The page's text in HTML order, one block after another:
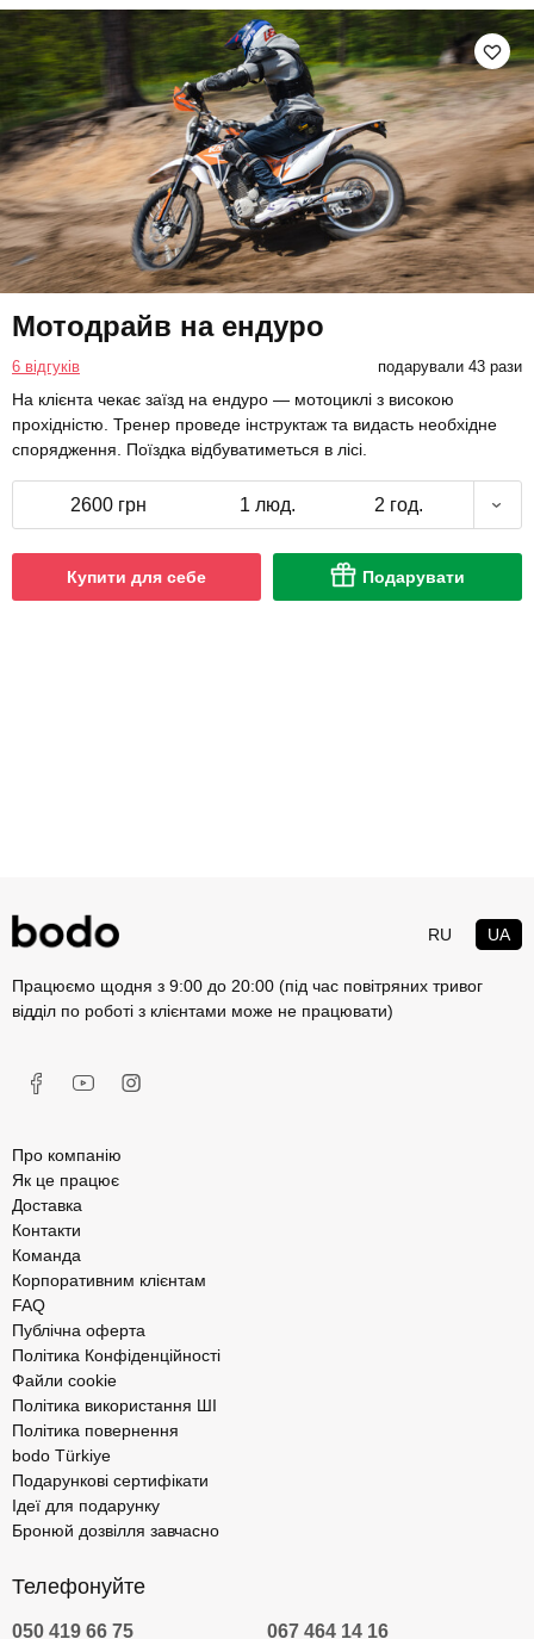
Мотодрайв на ендуро
6 відгуків подарували 43 рази
На клієнта чекає заїзд на ендуро — мотоциклі з високою
прохідністю. Тренер проведе інструктаж та видасть необхідне
спорядження. Поїздка відбуватиметься в лісі.
2600 грн 1 люд. 2 год.
Купити для себе Подарувати
RU UA
Працюємо щодня з 9:00 до 20:00 (під час повітряних тривог
відділ по роботі з клієнтами може не працювати)
Про компанію
Як це працює
Доставка
Контакти
Команда
Корпоративним клієнтам
FAQ
Публічна оферта
Політика Конфіденційності
Файли cookie
Політика використання ШІ
Політика повернення
bodo Türkiye
Подарункові сертифікати
Ідеї для подарунку
Бронюй дозвілля завчасно
Телефонуйте
050 419 66 75 067 464 14 16